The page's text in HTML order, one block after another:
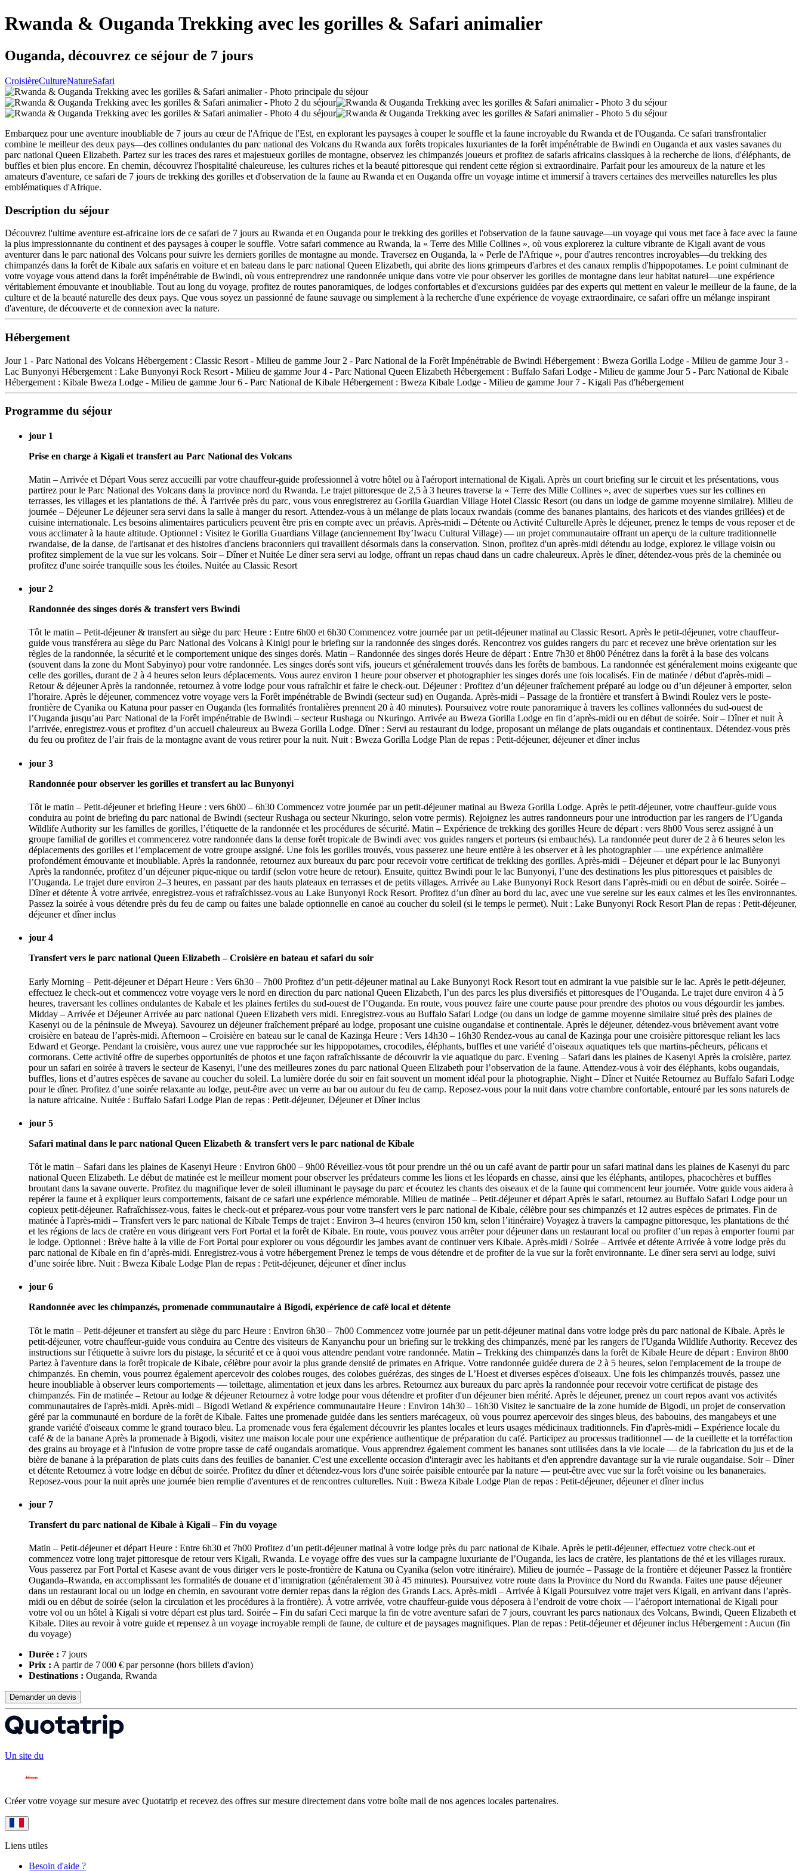
Rwanda & Ouganda Trekking avec les gorilles & Safari animalier
Ouganda, découvrez ce séjour de 7 jours
CroisièreCultureNatureSafari
Embarquez pour une aventure inoubliable de 7 jours au cœur de l'Afrique de l'Est, en explorant les paysages à couper le souffle et la faune incroyable du Rwanda et de l'Ouganda. Ce safari transfrontalier
combine le meilleur des deux pays—des collines ondulantes du parc national des Volcans du Rwanda aux forêts tropicales luxuriantes de la forêt impénétrable de Bwindi en Ouganda et aux vastes savanes du
parc national Queen Elizabeth. Partez sur les traces des rares et majestueux gorilles de montagne, observez les chimpanzés joueurs et profitez de safaris africains classiques à la recherche de lions, d'éléphants, de
buffles et bien plus encore. En chemin, découvrez l'hospitalité chaleureuse, les cultures riches et la beauté pittoresque qui rendent cette région si extraordinaire. Parfait pour les amoureux de la nature et les
amateurs d'aventure, ce safari de 7 jours de trekking des gorilles et d'observation de la faune au Rwanda et en Ouganda offre un voyage intime et immersif à travers certaines des merveilles naturelles les plus
emblématiques d'Afrique.
Description du séjour
Découvrez l'ultime aventure est-africaine lors de ce safari de 7 jours au Rwanda et en Ouganda pour le trekking des gorilles et l'observation de la faune sauvage—un voyage qui vous met face à face avec la faune
la plus impressionnante du continent et des paysages à couper le souffle. Votre safari commence au Rwanda, la « Terre des Mille Collines », où vous explorerez la culture vibrante de Kigali avant de vous
aventurer dans le parc national des Volcans pour suivre les derniers gorilles de montagne au monde. Traversez en Ouganda, la « Perle de l'Afrique », pour d'autres rencontres incroyables—du trekking des
chimpanzés dans la forêt de Kibale aux safaris en voiture et en bateau dans le parc national Queen Elizabeth, qui abrite des lions grimpeurs d'arbres et des canaux remplis d'hippopotames. Le point culminant de
votre voyage vous attend dans la forêt impénétrable de Bwindi, où vous entreprendrez une randonnée unique dans votre vie pour observer les gorilles de montagne dans leur habitat naturel—une expérience
véritablement émouvante et inoubliable. Tout au long du voyage, profitez de routes panoramiques, de lodges confortables et d'excursions guidées par des experts qui mettent en valeur le meilleur de la faune, de la
culture et de la beauté naturelle des deux pays. Que vous soyez un passionné de faune sauvage ou simplement à la recherche d'une expérience de voyage extraordinaire, ce safari offre un mélange inspirant
d'aventure, de découverte et de connexion avec la nature.
Hébergement
Jour 1 - Parc National des Volcans Hébergement : Classic Resort - Milieu de gamme Jour 2 - Parc National de la Forêt Impénétrable de Bwindi Hébergement : Bweza Gorilla Lodge - Milieu de gamme Jour 3 -
Lac Bunyonyi Hébergement : Lake Bunyonyi Rock Resort - Milieu de gamme Jour 4 - Parc National Queen Elizabeth Hébergement : Buffalo Safari Lodge - Milieu de gamme Jour 5 - Parc National de Kibale
Hébergement : Kibale Bweza Lodge - Milieu de gamme Jour 6 - Parc National de Kibale Hébergement : Bweza Kibale Lodge - Milieu de gamme Jour 7 - Kigali Pas d'hébergement
Programme du séjour
jour 1
Prise en charge à Kigali et transfert au Parc National des Volcans
Matin – Arrivée et Départ Vous serez accueilli par votre chauffeur-guide professionnel à votre hôtel ou à l'aéroport international de Kigali. Après un court briefing sur le circuit et les présentations, vous
partirez pour le Parc National des Volcans dans la province nord du Rwanda. Le trajet pittoresque de 2,5 à 3 heures traverse la « Terre des Mille Collines », avec de superbes vues sur les collines en
terrasses, les villages et les plantations de thé. À l'arrivée près du parc, vous vous enregistrerez au Gorilla Guardian Village Hotel Classic Resort (ou dans un lodge de gamme moyenne similaire). Milieu de
journée – Déjeuner Le déjeuner sera servi dans la salle à manger du resort. Attendez-vous à un mélange de plats locaux rwandais (comme des bananes plantains, des haricots et des viandes grillées) et de
cuisine internationale. Les besoins alimentaires particuliers peuvent être pris en compte avec un préavis. Après-midi – Détente ou Activité Culturelle Après le déjeuner, prenez le temps de vous reposer et de
vous acclimater à la haute altitude. Optionnel : Visitez le Gorilla Guardians Village (anciennement Iby’Iwacu Cultural Village) — un projet communautaire offrant un aperçu de la culture traditionnelle
rwandaise, de la danse, de l'artisanat et des histoires d'anciens braconniers qui travaillent désormais dans la conservation. Sinon, profitez d'un après-midi détendu au lodge, explorez le village voisin ou
profitez simplement de la vue sur les volcans. Soir – Dîner et Nuitée Le dîner sera servi au lodge, offrant un repas chaud dans un cadre chaleureux. Après le dîner, détendez-vous près de la cheminée ou
profitez d'une soirée tranquille sous les étoiles. Nuitée au Classic Resort
jour 2
Randonnée des singes dorés & transfert vers Bwindi
Tôt le matin – Petit-déjeuner & transfert au siège du parc Heure : Entre 6h00 et 6h30 Commencez votre journée par un petit-déjeuner matinal au Classic Resort. Après le petit-déjeuner, votre chauffeur-
guide vous transférera au siège du Parc National des Volcans à Kinigi pour le briefing sur la randonnée des singes dorés. Rencontrez vos guides rangers du parc et recevez une brève orientation sur les
règles de la randonnée, la sécurité et le comportement unique des singes dorés. Matin – Randonnée des singes dorés Heure de départ : Entre 7h30 et 8h00 Pénétrez dans la forêt à la base des volcans
(souvent dans la zone du Mont Sabyinyo) pour votre randonnée. Les singes dorés sont vifs, joueurs et généralement trouvés dans les forêts de bambous. La randonnée est généralement moins exigeante que
celle des gorilles, durant de 2 à 4 heures selon leurs déplacements. Vous aurez environ 1 heure pour observer et photographier les singes dorés une fois localisés. Fin de matinée / début d'après-midi –
Retour & déjeuner Après la randonnée, retournez à votre lodge pour vous rafraîchir et faire le check-out. Déjeuner : Profitez d’un déjeuner fraîchement préparé au lodge ou d’un déjeuner à emporter, selon
l’horaire. Après le déjeuner, commencez votre voyage vers la Forêt impénétrable de Bwindi (secteur sud) en Ouganda. Après-midi – Passage de la frontière et transfert à Bwindi Roulez vers le poste-
frontière de Cyanika ou Katuna pour passer en Ouganda (les formalités frontalières prennent 20 à 40 minutes). Poursuivez votre route panoramique à travers les collines vallonnées du sud-ouest de
l’Ouganda jusqu’au Parc National de la Forêt impénétrable de Bwindi – secteur Rushaga ou Nkuringo. Arrivée au Bweza Gorilla Lodge en fin d’après-midi ou en début de soirée. Soir – Dîner et nuit À
l’arrivée, enregistrez-vous et profitez d’un accueil chaleureux au Bweza Gorilla Lodge. Dîner : Servi au restaurant du lodge, proposant un mélange de plats ougandais et continentaux. Détendez-vous près
du feu ou profitez de l’air frais de la montagne avant de vous retirer pour la nuit. Nuit : Bweza Gorilla Lodge Plan de repas : Petit-déjeuner, déjeuner et dîner inclus
jour 3
Randonnée pour observer les gorilles et transfert au lac Bunyonyi
Tôt le matin – Petit-déjeuner et briefing Heure : vers 6h00 – 6h30 Commencez votre journée par un petit-déjeuner matinal au Bweza Gorilla Lodge. Après le petit-déjeuner, votre chauffeur-guide vous
conduira au point de briefing du parc national de Bwindi (secteur Rushaga ou secteur Nkuringo, selon votre permis). Rejoignez les autres randonneurs pour une introduction par les rangers de l’Uganda
Wildlife Authority sur les familles de gorilles, l’étiquette de la randonnée et les procédures de sécurité. Matin – Expérience de trekking des gorilles Heure de départ : vers 8h00 Vous serez assigné à un
groupe familial de gorilles et commencerez votre randonnée dans la dense forêt tropicale de Bwindi avec vos guides rangers et porteurs (si embauchés). La randonnée peut durer de 2 à 6 heures selon les
déplacements des gorilles et l’emplacement de votre groupe assigné. Une fois les gorilles trouvés, vous passerez une heure entière à les observer et à les photographier — une expérience animalière
profondément émouvante et inoubliable. Après la randonnée, retournez aux bureaux du parc pour recevoir votre certificat de trekking des gorilles. Après-midi – Déjeuner et départ pour le lac Bunyonyi
Après la randonnée, profitez d’un déjeuner pique-nique ou tardif (selon votre heure de retour). Ensuite, quittez Bwindi pour le lac Bunyonyi, l’une des destinations les plus pittoresques et paisibles de
l’Ouganda. Le trajet dure environ 2–3 heures, en passant par des hauts plateaux en terrasses et de petits villages. Arrivée au Lake Bunyonyi Rock Resort dans l’après-midi ou en début de soirée. Soirée –
Dîner et détente À votre arrivée, enregistrez-vous et rafraîchissez-vous au Lake Bunyonyi Rock Resort. Profitez d’un dîner au bord du lac, avec une vue sereine sur les eaux calmes et les îles environnantes.
Passez la soirée à vous détendre près du feu de camp ou faites une balade optionnelle en canoë au coucher du soleil (si le temps le permet). Nuit : Lake Bunyonyi Rock Resort Plan de repas : Petit-déjeuner,
déjeuner et dîner inclus
jour 4
Transfert vers le parc national Queen Elizabeth – Croisière en bateau et safari du soir
Early Morning – Petit-déjeuner et Départ Heure : Vers 6h30 – 7h00 Profitez d’un petit-déjeuner matinal au Lake Bunyonyi Rock Resort tout en admirant la vue paisible sur le lac. Après le petit-déjeuner,
effectuez le check-out et commencez votre voyage vers le nord en direction du parc national Queen Elizabeth, l’un des parcs les plus diversifiés et pittoresques de l’Ouganda. Le trajet dure environ 4 à 5
heures, traversant les collines ondulantes de Kabale et les plaines fertiles du sud-ouest de l’Ouganda. En route, vous pouvez faire une courte pause pour prendre des photos ou vous dégourdir les jambes.
Midday – Arrivée et Déjeuner Arrivée au parc national Queen Elizabeth vers midi. Enregistrez-vous au Buffalo Safari Lodge (ou dans un lodge de gamme moyenne similaire situé près des plaines de
Kasenyi ou de la péninsule de Mweya). Savourez un déjeuner fraîchement préparé au lodge, proposant une cuisine ougandaise et continentale. Après le déjeuner, détendez-vous brièvement avant votre
croisière en bateau de l’après-midi. Afternoon – Croisière en bateau sur le canal de Kazinga Heure : Vers 14h30 – 16h30 Rendez-vous au canal de Kazinga pour une croisière pittoresque reliant les lacs
Edward et George. Pendant la croisière, vous aurez une vue rapprochée sur les hippopotames, crocodiles, éléphants, buffles et une variété d’oiseaux aquatiques tels que martins-pêcheurs, pélicans et
cormorans. Cette activité offre de superbes opportunités de photos et une façon rafraîchissante de découvrir la vie aquatique du parc. Evening – Safari dans les plaines de Kasenyi Après la croisière, partez
pour un safari en soirée à travers le secteur de Kasenyi, l’une des meilleures zones du parc national Queen Elizabeth pour l’observation de la faune. Attendez-vous à voir des éléphants, kobs ougandais,
buffles, lions et d’autres espèces de savane au coucher du soleil. La lumière dorée du soir en fait souvent un moment idéal pour la photographie. Night – Dîner et Nuitée Retournez au Buffalo Safari Lodge
pour le dîner. Profitez d’une soirée relaxante au lodge, peut-être avec un verre au bar ou autour du feu de camp. Reposez-vous pour la nuit dans votre chambre confortable, entouré par les sons naturels de
la nature africaine. Nuitée : Buffalo Safari Lodge Plan de repas : Petit-déjeuner, Déjeuner et Dîner inclus
jour 5
Safari matinal dans le parc national Queen Elizabeth & transfert vers le parc national de Kibale
Tôt le matin – Safari dans les plaines de Kasenyi Heure : Environ 6h00 – 9h00 Réveillez-vous tôt pour prendre un thé ou un café avant de partir pour un safari matinal dans les plaines de Kasenyi du parc
national Queen Elizabeth. Le début de matinée est le meilleur moment pour observer les prédateurs comme les lions et les léopards en chasse, ainsi que les éléphants, antilopes, phacochères et buffles
broutant dans la savane ouverte. Profitez du magnifique lever de soleil illuminant le paysage du parc et écoutez les chants des oiseaux et de la faune qui commencent leur journée. Votre guide vous aidera à
repérer la faune et à expliquer leurs comportements, faisant de ce safari une expérience mémorable. Milieu de matinée – Petit-déjeuner et départ Après le safari, retournez au Buffalo Safari Lodge pour un
copieux petit-déjeuner. Rafraîchissez-vous, faites le check-out et préparez-vous pour votre transfert vers le parc national de Kibale, célèbre pour ses chimpanzés et 12 autres espèces de primates. Fin de
matinée à l'après-midi – Transfert vers le parc national de Kibale Temps de trajet : Environ 3–4 heures (environ 150 km, selon l’itinéraire) Voyagez à travers la campagne pittoresque, les plantations de thé
et les régions de lacs de cratère en vous dirigeant vers Fort Portal et la forêt de Kibale. En route, vous pouvez vous arrêter pour déjeuner dans un restaurant local ou profiter d’un repas à emporter fourni par
le lodge. Optionnel : Brève halte à la ville de Fort Portal pour explorer ou vous dégourdir les jambes avant de continuer vers Kibale. Après-midi / Soirée – Arrivée et détente Arrivée à votre lodge près du
parc national de Kibale en fin d’après-midi. Enregistrez-vous à votre hébergement Prenez le temps de vous détendre et de profiter de la vue sur la forêt environnante. Le dîner sera servi au lodge, suivi
d’une soirée libre. Nuit : Bweza Kibale Lodge Plan de repas : Petit-déjeuner, déjeuner et dîner inclus
jour 6
Randonnée avec les chimpanzés, promenade communautaire à Bigodi, expérience de café local et détente
Tôt le matin – Petit-déjeuner et transfert au siège du parc Heure : Environ 6h30 – 7h00 Commencez votre journée par un petit-déjeuner matinal dans votre lodge près du parc national de Kibale. Après le
petit-déjeuner, votre chauffeur-guide vous conduira au Centre des visiteurs de Kanyanchu pour un briefing sur le trekking des chimpanzés, mené par les rangers de l'Uganda Wildlife Authority. Recevez des
instructions sur l'étiquette à suivre lors du pistage, la sécurité et ce à quoi vous attendre pendant votre randonnée. Matin – Trekking des chimpanzés dans la forêt de Kibale Heure de départ : Environ 8h00
Partez à l'aventure dans la forêt tropicale de Kibale, célèbre pour avoir la plus grande densité de primates en Afrique. Votre randonnée guidée durera de 2 à 5 heures, selon l'emplacement de la troupe de
chimpanzés. En chemin, vous pourrez également apercevoir des colobes rouges, des colobes guérézas, des singes de L’Hoest et diverses espèces d'oiseaux. Une fois les chimpanzés trouvés, passez une
heure inoubliable à observer leurs comportements — toilettage, alimentation et jeux dans les arbres. Retournez aux bureaux du parc après la randonnée pour recevoir votre certificat de pistage des
chimpanzés. Fin de matinée – Retour au lodge & déjeuner Retournez à votre lodge pour vous détendre et profiter d'un déjeuner bien mérité. Après le déjeuner, prenez un court repos avant vos activités
communautaires de l'après-midi. Après-midi – Bigodi Wetland & expérience communautaire Heure : Environ 14h30 – 16h30 Visitez le sanctuaire de la zone humide de Bigodi, un projet de conservation
géré par la communauté en bordure de la forêt de Kibale. Faites une promenade guidée dans les sentiers marécageux, où vous pourrez apercevoir des singes bleus, des babouins, des mangabeys et une
grande variété d'oiseaux comme le grand touraco bleu. La promenade vous fera également découvrir les plantes locales et leurs usages médicinaux traditionnels. Fin d'après-midi – Expérience locale du
café & de la banane Après la promenade à Bigodi, visitez une maison locale pour une expérience authentique de préparation du café. Participez au processus traditionnel — de la cueillette et la torréfaction
des grains au broyage et à l'infusion de votre propre tasse de café ougandais aromatique. Vous apprendrez également comment les bananes sont utilisées dans la vie locale — de la fabrication du jus et de la
bière de banane à la préparation de plats cuits dans des feuilles de bananier. C'est une excellente occasion d'interagir avec les habitants et d'en apprendre davantage sur la vie rurale ougandaise. Soir – Dîner
et détente Retournez à votre lodge en début de soirée. Profitez du dîner et détendez-vous lors d'une soirée paisible entourée par la nature — peut-être avec vue sur la forêt voisine ou les bananeraies.
Reposez-vous pour la nuit après une journée bien remplie d'aventures et de rencontres culturelles. Nuit : Bweza Kibale Lodge Plan de repas : Petit-déjeuner, déjeuner et dîner inclus
jour 7
Transfert du parc national de Kibale à Kigali – Fin du voyage
Matin – Petit-déjeuner et départ Heure : Entre 6h30 et 7h00 Profitez d’un petit-déjeuner matinal à votre lodge près du parc national de Kibale. Après le petit-déjeuner, effectuez votre check-out et
commencez votre long trajet pittoresque de retour vers Kigali, Rwanda. Le voyage offre des vues sur la campagne luxuriante de l’Ouganda, les lacs de cratère, les plantations de thé et les villages ruraux.
Vous passerez par Fort Portal et Kasese avant de vous diriger vers le poste-frontière de Katuna ou Cyanika (selon votre itinéraire). Milieu de journée – Passage de la frontière et déjeuner Passez la frontière
Ouganda–Rwanda, en accomplissant les formalités de douane et d’immigration (généralement 30 à 45 minutes). Poursuivez votre route dans la Province du Nord du Rwanda. Faites une pause déjeuner
dans un restaurant local ou un lodge en chemin, en savourant votre dernier repas dans la région des Grands Lacs. Après-midi – Arrivée à Kigali Poursuivez votre trajet vers Kigali, en arrivant dans l’après-
midi ou en début de soirée (selon la circulation et les procédures à la frontière). À votre arrivée, votre chauffeur-guide vous déposera à l’endroit de votre choix — l’aéroport international de Kigali pour
votre vol ou un hôtel à Kigali si votre départ est plus tard. Soirée – Fin du safari Ceci marque la fin de votre aventure safari de 7 jours, couvrant les parcs nationaux des Volcans, Bwindi, Queen Elizabeth et
Kibale. Dites au revoir à votre guide et repensez à un voyage incroyable rempli de faune, de culture et de paysages magnifiques. Plan de repas : Petit-déjeuner et déjeuner inclus Hébergement : Aucun (fin
du voyage)
Durée : 7 jours
Prix : A partir de 7 000 € par personne (hors billets d'avion)
Destinations : Ouganda, Rwanda
Demander un devis
Un site du
Créer votre voyage sur mesure avec Quotatrip et recevez des offres sur mesure directement dans votre boîte mail de nos agences locales partenaires.
Liens utiles
Besoin d'aide ?